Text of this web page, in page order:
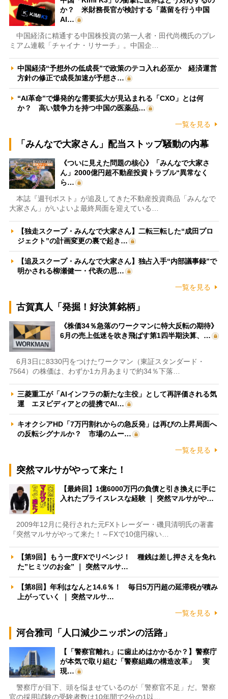
か？ 米財務長官が検討する「蒸留を行う中国
AI…
中国経済に精通する中国株投資の第一人者・田代尚機氏のプレ
ミアム連載「チャイナ・リサーチ」。中国企…
中国経済“予想外の低成長”で政策のテコ入れ必至か 経済運営
方針の修正で成長加速が予想さ…
“AI革命”で爆発的な需要拡大が見込まれる「CXO」とは何
か？ 高い競争力を持つ中国の医薬品…
一覧を見る
「みんなで大家さん」配当ストップ騒動の内幕
《ついに見えた問題の核心》「みんなで大家さ
ん」2000億円超不動産投資トラブル“異常なく
ら…
本誌『週刊ポスト』が追及してきた不動産投資商品「みんなで
大家さん」がいよいよ最終局面を迎えている…
【独走スクープ・みんなで大家さん】二転三転した“成田プロ
ジェクト”の計画変更の裏で起き…
【追及スクープ・みんなで大家さん】独占入手“内部議事録”で
明かされる柳瀬健一・代表の思…
一覧を見る
古賀真人「発掘！好決算銘柄」
《株価34％急落のワークマンに特大反転の期待》
6月の売上低迷を吹き飛ばす第1四半期決算、…
6月3日に8330円をつけたワークマン（東証スタンダード・
7564）の株価は、わずか1カ月あまりで約34％下落…
三菱重工が「AIインフラの新たな主役」として再評価される気
運 エヌビディアとの提携でAI…
キオクシアHD「7万円割れからの急反発」は再びの上昇局面へ
の反転シグナルか？ 市場のムー…
一覧を見る
突然マルサがやって来た！
【最終回】1億6000万円の負債と引き換えに手に
入れたプライスレスな経験 ｜ 突然マルサがや…
2009年12月に発行された元FXトレーダー・磯貝清明氏の著書
『突然マルサがやって来た！～FXで10億円稼い…
【第9回】もう一度FXでリベンジ！ 種銭は差し押さえを免れ
た”ヒミツのお金” ｜ 突然マルサ…
【第8回】年利はなんと14.6％！ 毎日5万円超の延滞税が積み
上がっていく ｜ 突然マルサ…
一覧を見る
河合雅司「人口減少ニッポンの活路」
【「警察官離れ」に歯止めはかかるか？】警察庁
が本気で取り組む「警察組織の構造改革」 実
現…
警察庁が目下、頭を悩ませているのが「警察官不足」だ。警察
官の採用試験の受験者数は10年間で2分の1以…